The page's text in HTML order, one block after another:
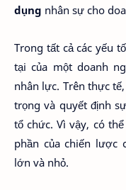
dụng nhân sự cho
Trong tất cả các yếu
tại của một doanh
nhân lực. Trên thực
trọng và quyết định
tổ chức. Vì vậy, có
phần của chiến lược
lớn và nhỏ.